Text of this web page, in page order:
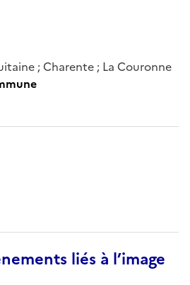
; Charente ; La Couronne
liés à l’image